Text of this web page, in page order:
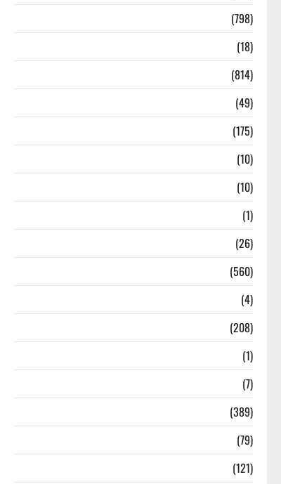
(798)
(18)
(814)
(49)
(175)
(10)
(10)
(1)
(26)
(560)
(4)
(208)
(1)
(7)
(389)
(79)
(121)